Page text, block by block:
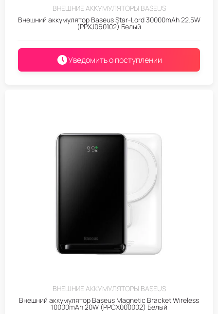
ВНЕШНИЕ АККУМУЛЯТОРЫ BASEUS
Внешний аккумулятор Baseus Star-Lord 30000mAh 22.5W
(PPXJ060102) Белый
Уведомить о поступлении
ВНЕШНИЕ АККУМУЛЯТОРЫ BASEUS
Внешний аккумулятор Baseus Magnetic Bracket Wireless
10000mAh 20W (PPCX000002) Белый